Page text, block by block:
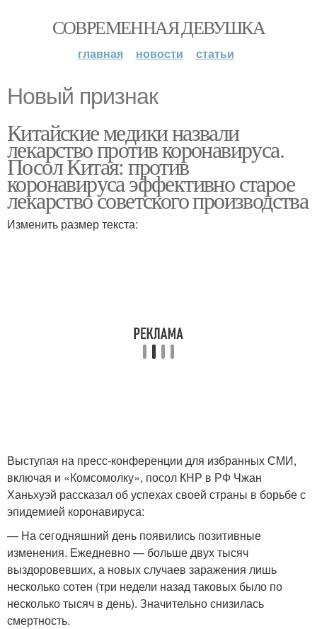
СОВРЕМЕННАЯ ДЕВУШКА
главная новости статьи
Новый признак
Китайские медики назвали
лекарство против коронавируса.
Посол Китая: против
коронавируса эффективно старое
лекарство советского производства
Изменить размер текста:
Выступая на пресс-конференции для избранных СМИ,
включая и «Комсомолку», посол КНР в РФ Чжан
Ханьхуэй рассказал об успехах своей страны в борьбе с
эпидемией коронавируса:
— На сегодняшний день появились позитивные
изменения. Ежедневно — больше двух тысяч
выздоровевших, а новых случаев заражения лишь
несколько сотен (три недели назад таковых было по
несколько тысяч в день). Значительно снизилась
смертность.